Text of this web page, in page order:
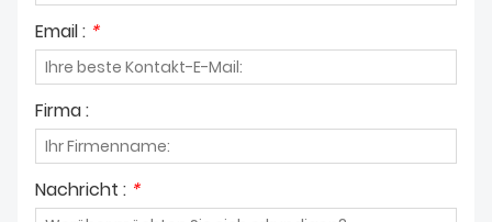
Email : *
Firma :
Nachricht : *